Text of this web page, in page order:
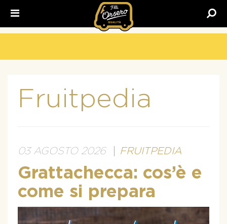
Fruitpedia
03 AGOSTO 2026 FRUITPEDIA
Grattachecca: cos’è e
come si prepara